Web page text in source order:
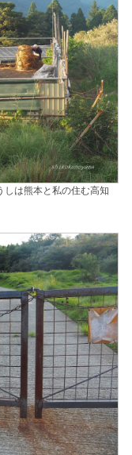
しは熊本と私の住む高知